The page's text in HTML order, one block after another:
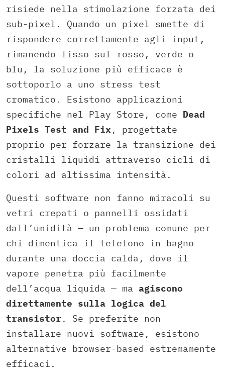
risiede nella stimolazione forzata dei
sub-pixel. Quando un pixel smette di
rispondere correttamente agli input,
rimanendo fisso sul rosso, verde o
blu, la soluzione più efficace è
sottoporlo a uno stress test
cromatico. Esistono applicazioni
specifiche nel Play Store, come Dead
Pixels Test and Fix , progettate
proprio per forzare la transizione dei
cristalli liquidi attraverso cicli di
colori ad altissima intensità.
Questi software non fanno miracoli su
vetri crepati o pannelli ossidati
dall’umidità — un problema comune per
chi dimentica il telefono in bagno
durante una doccia calda, dove il
vapore penetra più facilmente
dell’acqua liquida — ma agiscono
direttamente sulla logica del
transistor . Se preferite non
installare nuovi software, esistono
alternative browser-based estremamente
efficaci.